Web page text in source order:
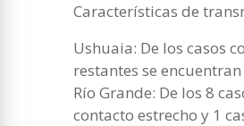
Características de
Ushuaia: De los casos
restantes se
Río Grande: De los 8
contacto estrecho y 1